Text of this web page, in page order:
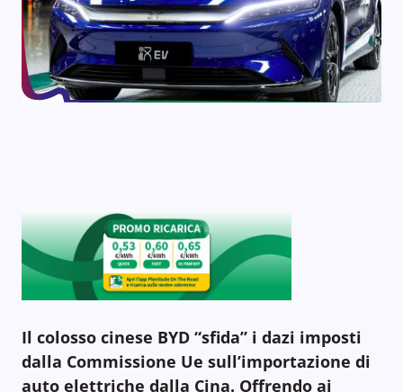
Il colosso cinese BYD “sfida” i dazi imposti
dalla Commissione Ue sull’importazione di
auto elettriche dalla Cina. Offrendo ai